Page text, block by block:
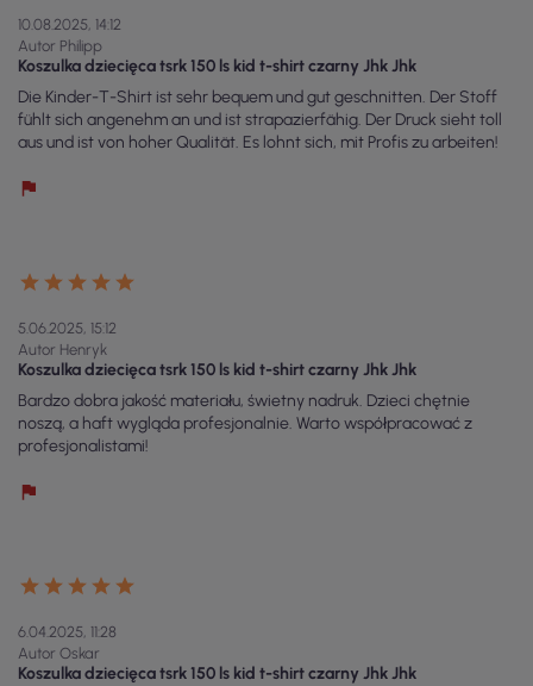
10.08.2025, 14:12
Autor Philipp
Koszulka dziecięca tsrk 150 ls kid t-shirt czarny Jhk Jhk
Die Kinder-T-Shirt ist sehr bequem und gut geschnitten. Der Stoff
fühlt sich angenehm an und ist strapazierfähig. Der Druck sieht toll
aus und ist von hoher Qualität. Es lohnt sich, mit Profis zu arbeiten!
5.06.2025, 15:12
Autor Henryk
Koszulka dziecięca tsrk 150 ls kid t-shirt czarny Jhk Jhk
Bardzo dobra jakość materiału, świetny nadruk. Dzieci chętnie
noszą, a haft wygląda profesjonalnie. Warto współpracować z
profesjonalistami!
6.04.2025, 11:28
Autor Oskar
Koszulka dziecięca tsrk 150 ls kid t-shirt czarny Jhk Jhk